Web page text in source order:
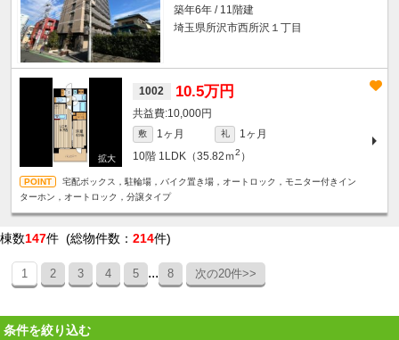
築年6年 / 11階建
埼玉県所沢市西所沢１丁目
1002 10.5万円
10,000円
敷 1ヶ月 礼
1ヶ月
10階 1LDK（35.82ｍ2 ）
宅配ボックス，駐輪場，バイク置き場，オートロック，モニター付きイン
ターホン，オートロック，分譲タイプ
棟数147件 (総物件数： 214件)
1 2 3 4 5 ... 8 次の20件>>
条件を絞り込む